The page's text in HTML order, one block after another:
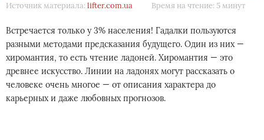
Источник материала: lifter.com.ua Время на чтение: 5 минут
Встречается только у 3% населения! Гадалки пользуются
разными методами предсказания будущего. Один из них —
хиромантия, то есть чтение ладоней. Хиромантия — это
древнее искусство. Линии на ладонях могут рассказать о
человеке очень многое — от описания характера до
карьерных и даже любовных прогнозов.